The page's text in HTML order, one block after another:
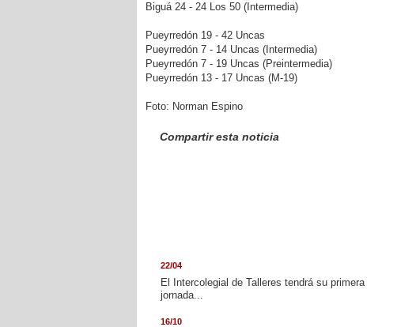
Biguá 24 - 24 Los 50 (Intermedia)
Pueyrredón 19 - 42 Uncas
Pueyrredón 7 - 14 Uncas (Intermedia)
Pueyrredón 7 - 19 Uncas (Preintermedia)
Pueyrredón 13 - 17 Uncas (M-19)
Foto: Norman Espino
Compartir esta noticia
22/04
El Intercolegial de Talleres tendrá su primera
jornada...
16/10